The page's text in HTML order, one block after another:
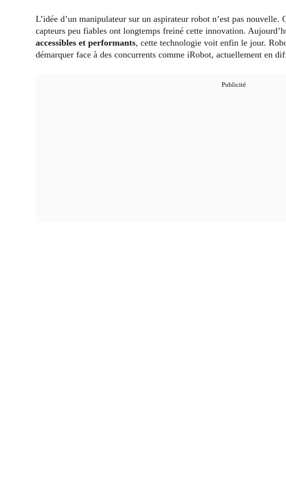
L’idée d’un manipulateur sur un aspirateur robot n’est pas nouvelle.
capteurs peu fiables ont longtemps freiné cette innovation.
accessibles et performants, cette technologie voit enfin le jour.
démarquer face à des concurrents comme iRobot, actuellement en